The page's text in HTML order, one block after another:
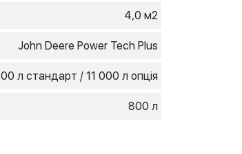
4,0 м2
John Deere Power Tech Plus
л стандарт / 11 000 л опція
800 л